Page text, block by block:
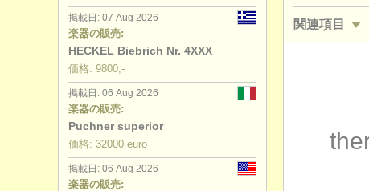
musicalchairs:
musicalchairsについて
出版社:
掲載方法
関連項目
degree
degree
掲載日: 07 Aug 2026
楽器の販売:
HECKEL Biebrich Nr. 4XXX
価格: 9800,-
掲載日: 06 Aug 2026
楽器の販売:
Puchner superior
価格: 32000 euro
掲載日: 06 Aug 2026
楽器の販売: